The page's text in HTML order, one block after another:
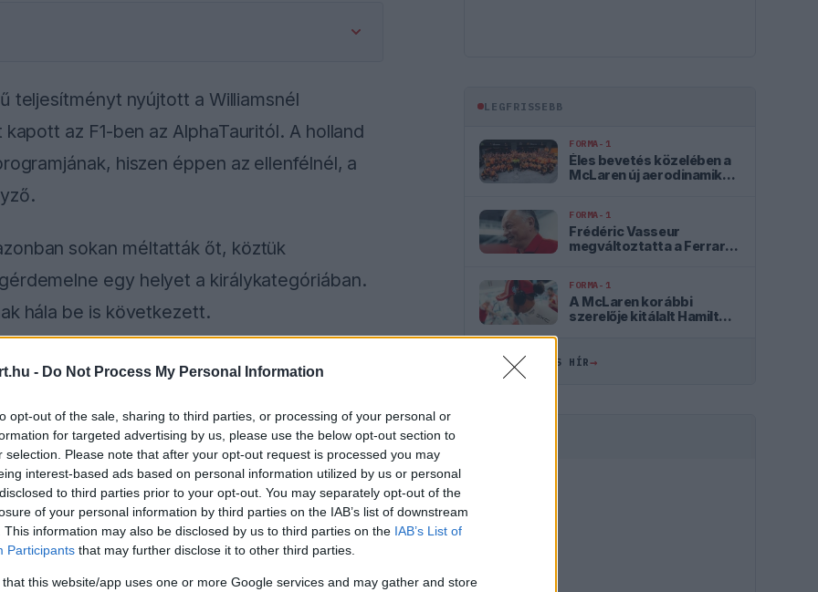
- Do Not Process My Personal Information
opt-out of the sale, sharing to third parties, or processing of your personal or
for targeted advertising by us, please use the below opt-out section to
selection. Please note that after your opt-out request is processed you may
interest-based ads based on personal information utilized by us or personal
to third parties prior to your opt-out. You may separately opt-out of the
of your personal information by third parties on the IAB’s list of downstream
This information may also be disclosed by us to third parties on the IAB’s List of
Participants that may further disclose it to other third parties.
that this website/app uses one or more Google services and may gather and store
teljesítményt nyújtott a Williamsnél
az F1-ben az AlphaTauritól. A holland
hiszen éppen az ellenfélnél, a
sokan méltatták őt, köztük
egy helyet a királykategóriában.
hála be is következett.
Player
loading.
the server or network failed or because the
supported.
LEGFRISSEBB
FORMA-1
Éles bevetés közelében a
McLaren új aerodinamikai
FORMA-1
Frédéric Vasseur
megváltoztatta a Ferrari
FORMA-1
A McLaren korábbi
szerelője kitálalt Hamilton
ÖSSZES FRISS HÍR→